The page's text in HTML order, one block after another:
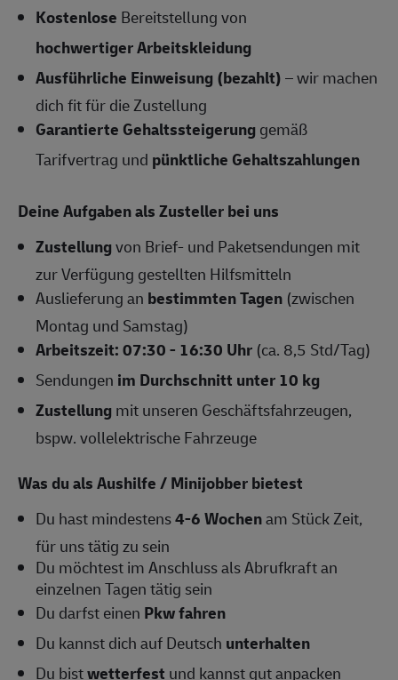
Kostenlose Bereitstellung von
hochwertiger Arbeitskleidung
Ausführliche Einweisung (bezahlt)– wir machen
dich fit für die Zustellung
Garantierte Gehaltssteigerunggemäß
Tarifvertrag und pünktliche Gehaltszahlungen
Deine Aufgaben als Zusteller bei uns
Zustellungvon Brief- und Paketsendungen mit
zur Verfügung gestellten Hilfsmitteln
Auslieferung an bestimmten Tagen (zwischen
Montag und Samstag)
Arbeitszeit: 07:30 - 16:30 Uhr (ca. 8,5 Std/Tag)
Sendungen im Durchschnitt unter 10 kg
Zustellungmit unseren Geschäftsfahrzeugen,
bspw. vollelektrische Fahrzeuge
Was du als Aushilfe / Minijobber bietest
Du hast mindestens4-6Wochenam Stück Zeit,
für uns tätig zu sein
Du möchtest im Anschluss als Abrufkraft an
einzelnen Tagen tätig sein
Du darfst einen Pkw fahren
Du kannst dich auf Deutsch unterhalten
Du bistwetterfest und kannst gut anpacken